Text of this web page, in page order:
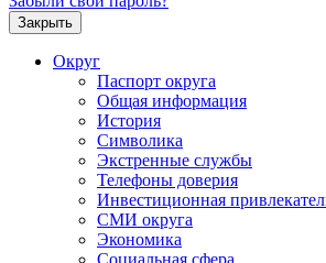
Закрыть
Округ
Паспорт округа
Общая информация
История
Символика
Экстренные службы
Телефоны доверия
Инвестиционная
СМИ округа
Экономика